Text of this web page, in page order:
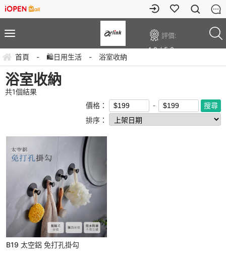
評價:
4.0 / 5.0
首頁 - 🛍️日用生活 - 浴室收納
浴室收納
共1個結果
價格：
排序：
B19 太空鋁 免打孔掛勾